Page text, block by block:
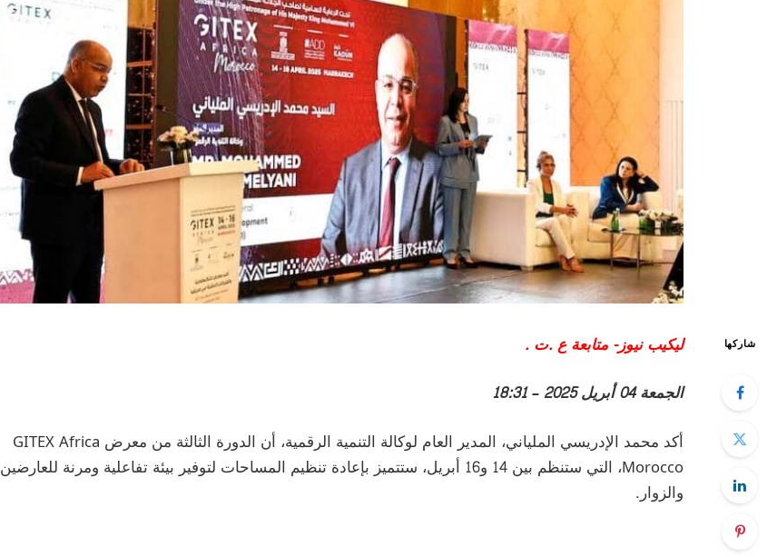
شاركها
ليكيب نيوز- متابعة ع .ت .
الجمعة 04 أبريل 2025 – 18:31
أكد محمد الإدريسي الملياني، المدير العام لوكالة التنمية الرقمية، أن الدورة الثالثة من معرض GITEX Africa
Morocco، التي ستنظم بين 14 و16 أبريل، ستتميز بإعادة تنظيم المساحات لتوفير بيئة تفاعلية ومرنة للعارضين
والزوار.